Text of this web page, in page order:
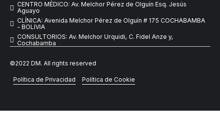
CENTRO MÉDICO: Av. Melchor Pérez de Olguín Esq. Jesús
Aguayo
CLÍNICA: Avenida Melchor Pérez de Olguín # 175 COCHABAMBA
- BOLIVIA
CONSULTORIOS: Av. Melchor Urquidi, C. Fidel Anze y,
Cochabamba
©2022 DM. All rights reserved
Política de Privacidad Política de Cookie